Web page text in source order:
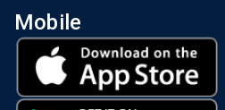
Mobile